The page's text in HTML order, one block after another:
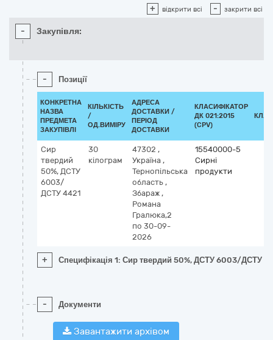
+ відкрити всі - закрити всі
- Закупівля:
- Позиції
КОНКРЕТНА
НАЗВА
ПРЕДМЕТА
ЗАКУПІВЛІ
КІЛЬКІСТЬ
/
ОД.ВИМІРУ
АДРЕСА
ДОСТАВКИ /
ПЕРІОД
ДОСТАВКИ
КЛАСИФІКАТОР
ДК 021:2015
(CPV)
Сир
твердий
50%, ДСТУ
6003/
ДСТУ 4421
30
кілограм
47302 ,
Україна ,
Тернопільська
область ,
Збараж ,
Романа
Гралюка,2
по 30-09-
2026
15540000-5
Сирні
продукти
+ Специфікація 1: Сир твердий 50%, ДСТУ 6003/ДСТУ
- Документи
Завантажити архівом